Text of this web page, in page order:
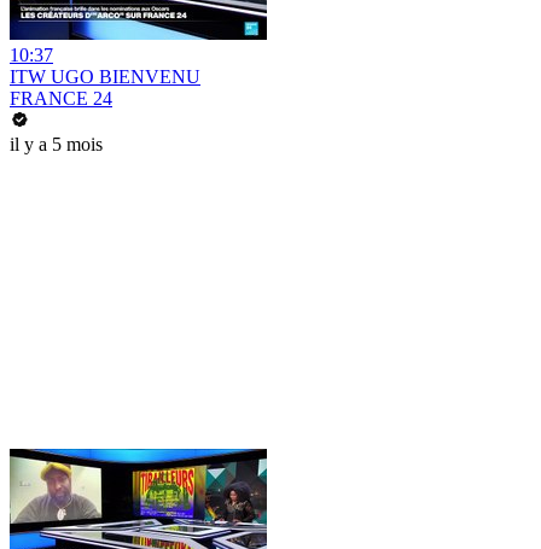
10:37
ITW UGO BIENVENU
FRANCE 24
il y a 5 mois